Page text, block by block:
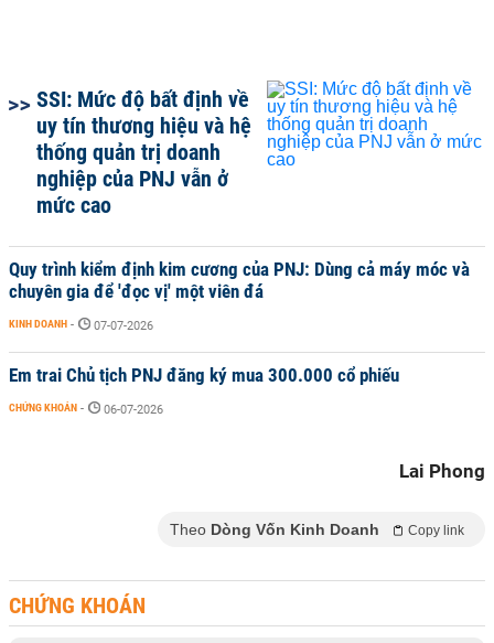
SSI: Mức độ bất định về
uy tín thương hiệu và hệ
thống quản trị doanh
nghiệp của PNJ vẫn ở
mức cao
Quy trình kiểm định kim cương của PNJ: Dùng cả máy móc và
chuyên gia để 'đọc vị' một viên đá
KINH DOANH - 07-07-2026
Em trai Chủ tịch PNJ đăng ký mua 300.000 cổ phiếu
CHỨNG KHOÁN - 06-07-2026
Lai Phong
Theo Dòng Vốn Kinh Doanh Copy link
CHỨNG KHOÁN